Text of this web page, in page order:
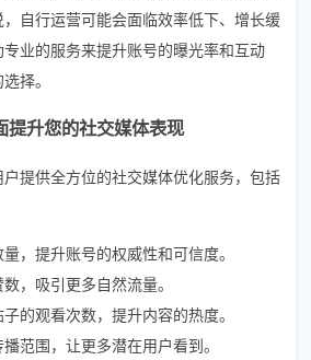
自行运营可能会面临效率低下、增长缓
业的服务来提升账号的曝光率和互动
择。
提升您的社交媒体表现
提供全方位的社交媒体优化服务，包括
，提升账号的权威性和可信度。
，吸引更多自然流量。
的观看次数，提升内容的热度。
范围，让更多潜在用户看到。